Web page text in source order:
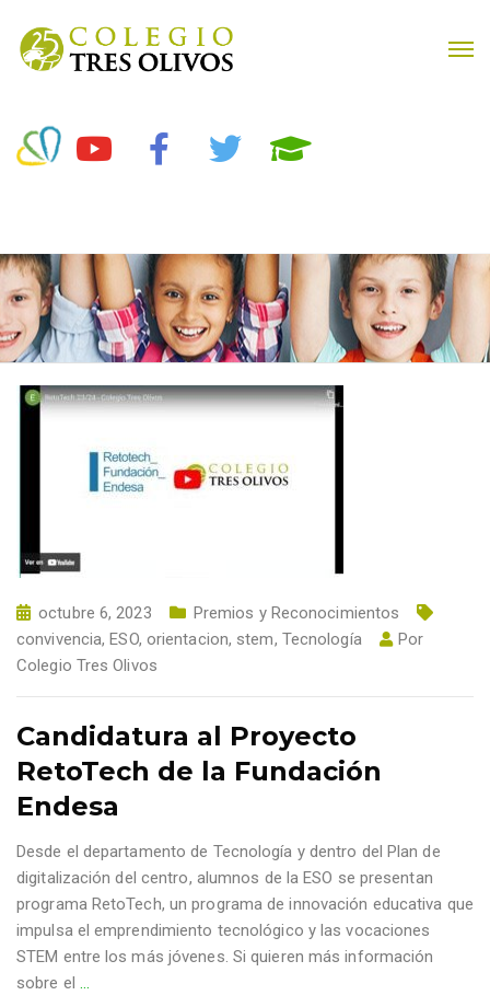
octubre 6, 2023
Premios y Reconocimientos
convivencia,ESO, orientacion, stem, Tecnología
Por
Colegio Tres Olivos
Candidatura al Proyecto
RetoTech de la Fundación
Endesa
Desde el departamento de Tecnología y dentro del Plan de
digitalización del centro, alumnos de la ESO se presentan
programa RetoTech, un programa de innovación educativa que
impulsa el emprendimiento tecnológico y las vocaciones
STEM entre los más jóvenes. Si quieren más información
sobre el …